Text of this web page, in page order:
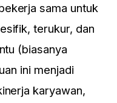
sama untuk
terukur, dan
(biasanya
ini menjadi
karyawan,